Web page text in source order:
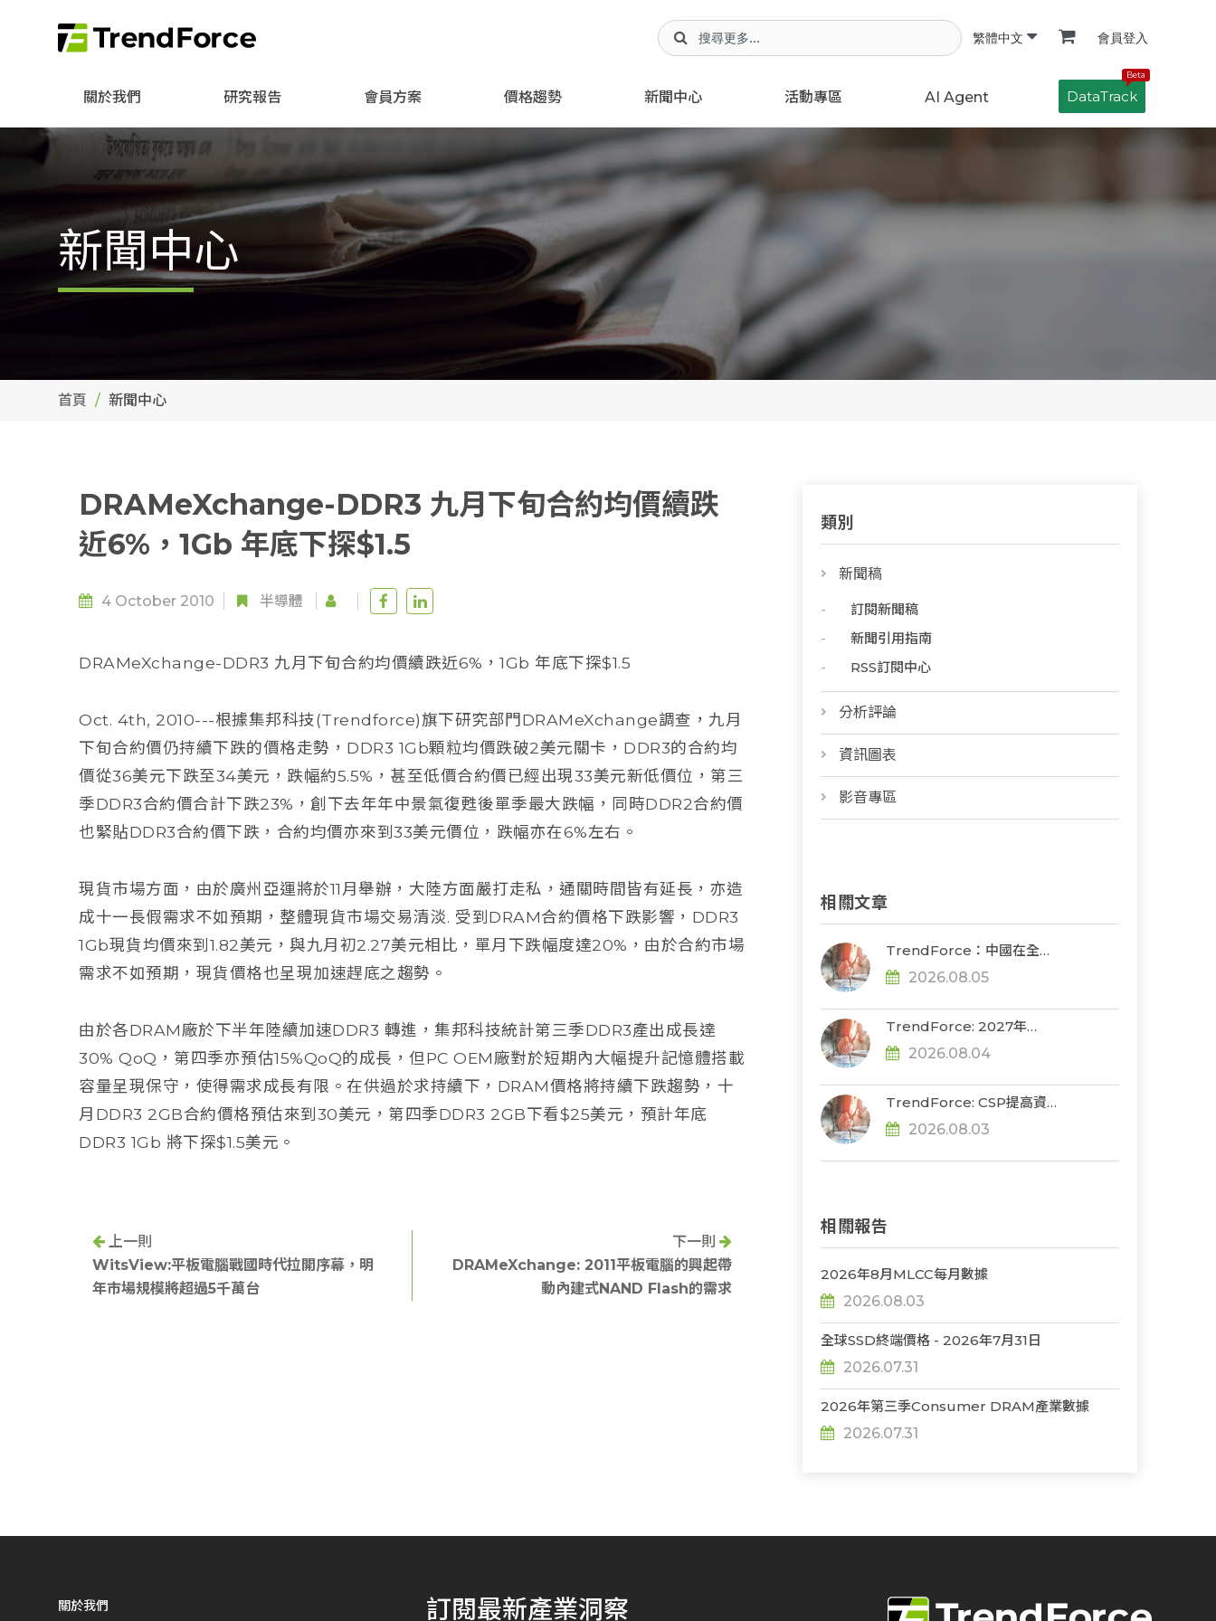
繁體中文 會員登入
關於我們 研究報告 會員方案 價格趨勢 新聞中心 活動專區 AI Agent
Beta
DataTrack
新聞中心
首頁 新聞中心
DRAMeXchange-DDR3 九月下旬合約均價續跌
近6%，1Gb 年底下探$1.5
4 October 2010 半導體
DRAMeXchange-DDR3 九月下旬合約均價續跌近6%，1Gb 年底下探$1.5
Oct. 4th, 2010---根據集邦科技(Trendforce)旗下研究部門DRAMeXchange調查，九月
下旬合約價仍持續下跌的價格走勢，DDR3 1Gb顆粒均價跌破2美元關卡，DDR3的合約均
價從36美元下跌至34美元，跌幅約5.5%，甚至低價合約價已經出現33美元新低價位，第三
季DDR3合約價合計下跌23%，創下去年年中景氣復甦後單季最大跌幅，同時DDR2合約價
也緊貼DDR3合約價下跌，合約均價亦來到33美元價位，跌幅亦在6%左右。
現貨市場方面，由於廣州亞運將於11月舉辦，大陸方面嚴打走私，通關時間皆有延長，亦造
成十一長假需求不如預期，整體現貨市場交易清淡. 受到DRAM合約價格下跌影響，DDR3
1Gb現貨均價來到1.82美元，與九月初2.27美元相比，單月下跌幅度達20%，由於合約市場
需求不如預期，現貨價格也呈現加速趕底之趨勢。
由於各DRAM廠於下半年陸續加速DDR3 轉進，集邦科技統計第三季DDR3產出成長達
30% QoQ，第四季亦預估15%QoQ的成長，但PC OEM廠對於短期內大幅提升記憶體搭載
容量呈現保守，使得需求成長有限。在供過於求持續下，DRAM價格將持續下跌趨勢，十
月DDR3 2GB合約價格預估來到30美元，第四季DDR3 2GB下看$25美元，預計年底
DDR3 1Gb 將下探$1.5美元。
上一則
WitsView:平板電腦戰國時代拉開序幕，明
年市場規模將超過5千萬台
下一則
DRAMeXchange: 2011平板電腦的興起帶
動內建式NAND Flash的需求
類別
新聞稿
訂閱新聞稿
新聞引用指南
RSS訂閱中心
分析評論
資訊圖表
影音專區
相關文章
TrendForce：中國在全球
光模組代工製造市占率達
56%，若受禁令限制短期供
2026.08.05
TrendForce: 2027年
DRAM供給持續緊張，
NVIDIA評估下調Rubin
2026.08.04
TrendForce: CSP提高資
本支出90%催化， 2026年
AI server出貨年增上看31%
2026.08.03
相關報告
2026年8月MLCC每月數據
2026.08.03
全球SSD終端價格 - 2026年7月31日
2026.07.31
2026年第三季Consumer DRAM產業數據
2026.07.31
關於我們 訂閱最新產業洞察